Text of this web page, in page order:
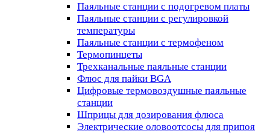
Паяльные станции с подогревом платы
Паяльные станции с регулировкой
температуры
Паяльные станции с термофеном
Термопинцеты
Трехканальные паяльные станции
Флюс для пайки BGA
Цифровые термовоздушные паяльные
станции
Шприцы для дозирования флюса
Электрические оловоотсосы для припоя